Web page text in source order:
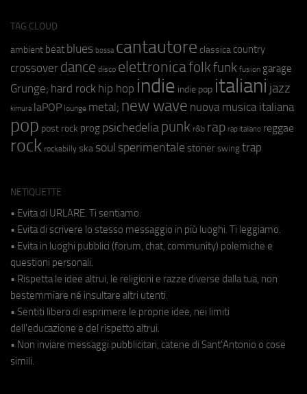
TAG CLOUD
ambient beat blues bossa cantautore classica country
crossover dance disco elettronicafolkfunk fusion garage
Grunge; hard rock hip hop indie indie pop italiani jazz
kimura laPOP lounge metal; new wave nuova musica italiana
pop post rock prog psichedeliapunk r&b rap rap italiano reggae
rock rockabilly ska soul sperimentale stoner swing trap
NETIQUETTE
• Evita di URLARE. Ti sentiamo.
• Evita di scrivere lo stesso messaggio in più luoghi. Ti leggiamo.
• Evita in luoghi pubblici (forum, chat, community) polemiche e
questioni personali.
• Rispetta le idee altrui, le religioni e razze diverse dalla tua, non
bestemmiare né insultare altri utenti.
• Sentiti libero di esprimere le proprie idee, nei limiti
dell'educazione e del rispetto altrui.
• Non inviare messaggi pubblicitari, catene di Sant'Antonio o cose
simili.